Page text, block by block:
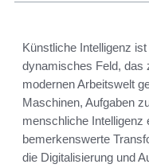
Künstliche Intelligenz
dynamisches Feld, das
modernen Arbeitswelt
Maschinen, Aufgaben
menschliche Intelligenz
bemerkenswerte
die Digitalisierung und